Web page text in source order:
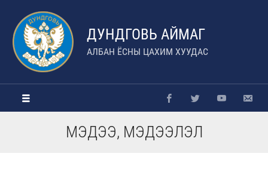
ДУНДГОВЬ АЙМАГ
АЛБАН ЁСНЫ ЦАХИМ ХУУДАС
МЭДЭЭ, МЭДЭЭЛЭЛ